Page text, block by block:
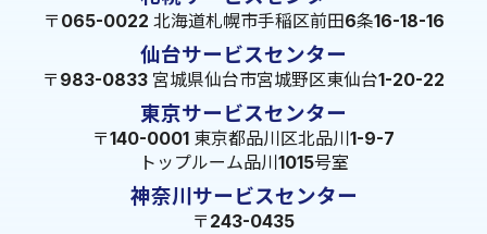
〒065-0022 北海道札幌市手稲区前田6条16-18-16
仙台サービスセンター
〒983-0833 宮城県仙台市宮城野区東仙台1-20-22
東京サービスセンター
〒140-0001 東京都品川区北品川1-9-7
トップルーム品川1015号室
神奈川サービスセンター
〒243-0435